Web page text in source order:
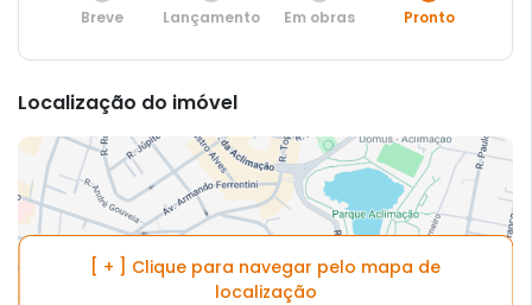
Breve Lançamento Em obras Pronto
Localização do imóvel
[ + ] Clique para navegar pelo mapa de
localização